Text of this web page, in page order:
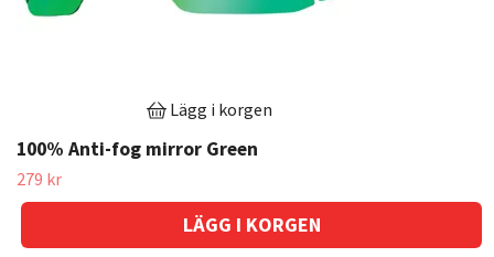
Lägg i korgen
100% Anti-fog mirror Green
279 kr